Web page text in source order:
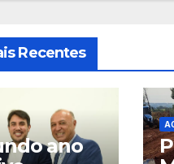
Recentes
ano